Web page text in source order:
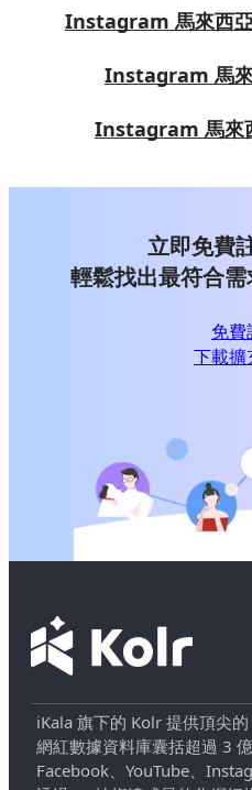
Instagram 馬來西
Instagram 馬
Instagram 馬來
立即免費
輕鬆找出最符合需
免費
下載擴
iKala 旗下的 Kolr 提供頂尖
網紅數據資料庫囊括超過 3
Facebook、YouTube、